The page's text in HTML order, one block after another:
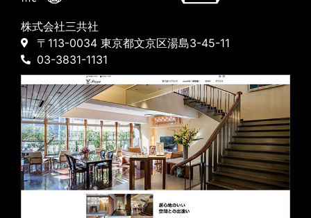
株式会社三共社
〒113-0034 東京都文京区湯島3-45-11
03-3831-1131